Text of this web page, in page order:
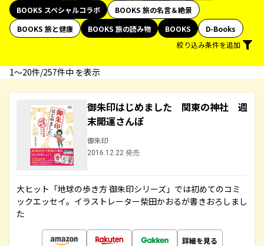
BOOKS スペシャルコラボ
BOOKS 旅の名言＆絶景
BOOKS 旅と健康
BOOKS 旅の読み物 BOOKS
D-Books
絞り込み条件を追加
1〜20件/257件中 を表示
御朱印はじめました 関東の神社 週
末開運さんぽ
御朱印
2016.12.22 発売
大ヒット「地球の歩き方 御朱印シリーズ」では初めてのコミ
ックエッセイ。イラストレーター柴田かおるが書きおろしまし
た
詳細を見る